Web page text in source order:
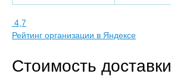
4,7
Рейтинг организации в Яндексе
Стоимость доставки